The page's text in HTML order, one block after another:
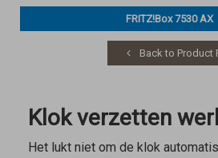
FRITZ!Box 7530 AX
Back to Product
Klok verzetten
Het lukt niet om de klok